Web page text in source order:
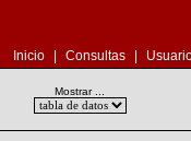
Inicio Consultas
Mostrar ...